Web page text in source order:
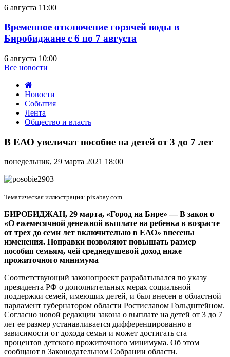
6 августа 11:00
Временное отключение горячей воды в
Биробиджане с 6 по 7 августа
6 августа 10:00
Все новости
Новости
События
Лента
Общество и власть
ЕАО
увеличат
пособие
на
детей
3
7
лет
В ЕАО увеличат пособие на детей от 3 до 7 лет
понедельник, 29 марта 2021 18:00
Тематическая иллюстрация: pixabay.com
БИРОБИДЖАН, 29 марта, «Город на Бире» —В закон о
«О ежемесячной денежной выплате на ребенка в возрасте
от трех до семи лет включительно в ЕАО» внесены
изменения. Поправки позволяют повышать размер
пособия семьям, чей среднедушевой доход ниже
прожиточного минимума
Соответствующий законопроект разрабатывался по указу
президента РФ о дополнительных мерах социальной
поддержки семей, имеющих детей, и был внесен в областной
парламент губернатором области Ростиславом Гольдштейном.
Согласно новой редакции закона о выплате на детей от 3 до 7
лет ее размер устанавливается дифференцированно в
зависимости от дохода семьи и может достигать ста
процентов детского прожиточного минимума. Об этом
сообщают в Законодательном Собрании области.